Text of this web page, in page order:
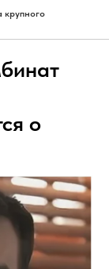
крупного
о